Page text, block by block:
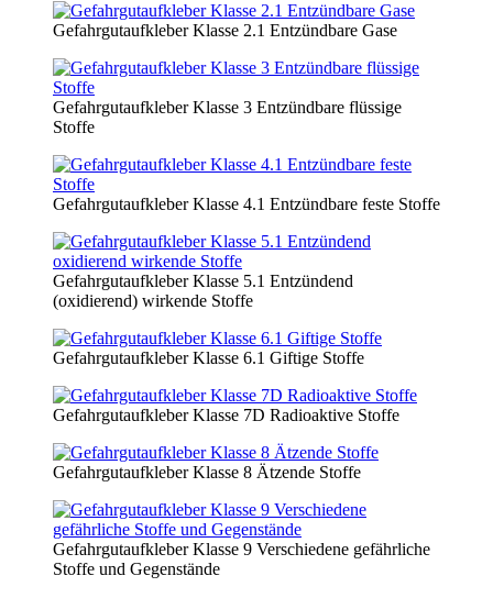
Gefahrgutaufkleber Klasse 2.1 Entzündbare Gase
Gefahrgutaufkleber Klasse 3 Entzündbare flüssige
Stoffe
Gefahrgutaufkleber Klasse 4.1 Entzündbare feste Stoffe
Gefahrgutaufkleber Klasse 5.1 Entzündend
(oxidierend) wirkende Stoffe
Gefahrgutaufkleber Klasse 6.1 Giftige Stoffe
Gefahrgutaufkleber Klasse 7D Radioaktive Stoffe
Gefahrgutaufkleber Klasse 8 Ätzende Stoffe
Gefahrgutaufkleber Klasse 9 Verschiedene gefährliche
Stoffe und Gegenstände